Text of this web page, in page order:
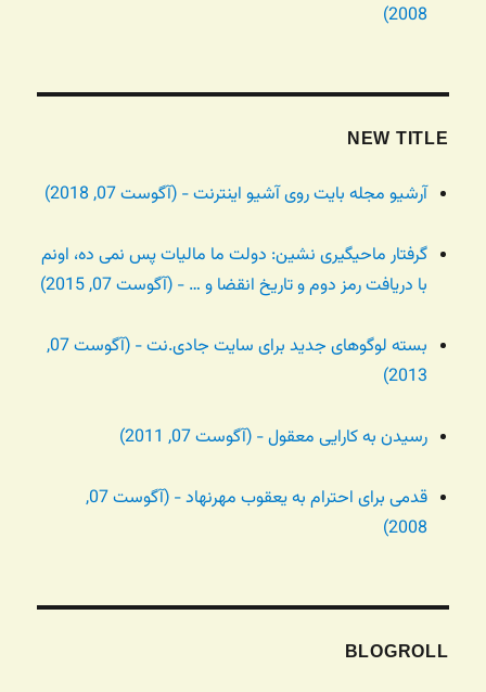
2008)
NEW TITLE
آرشیو مجله بایت روی آشیو اینترنت - (آگوست 07, 2018)
گرفتار ماحیگیری نشین: دولت ما مالیات پس نمی ده، اونم
با دریافت رمز دوم و تاریخ انقضا و … - (آگوست 07, 2015)
بسته لوگوهای جدید برای سایت جادی.نت - (آگوست 07,
2013)
رسیدن به کارایی معقول - (آگوست 07, 2011)
قدمی برای احترام به یعقوب مهرنهاد - (آگوست 07,
2008)
BLOGROLL